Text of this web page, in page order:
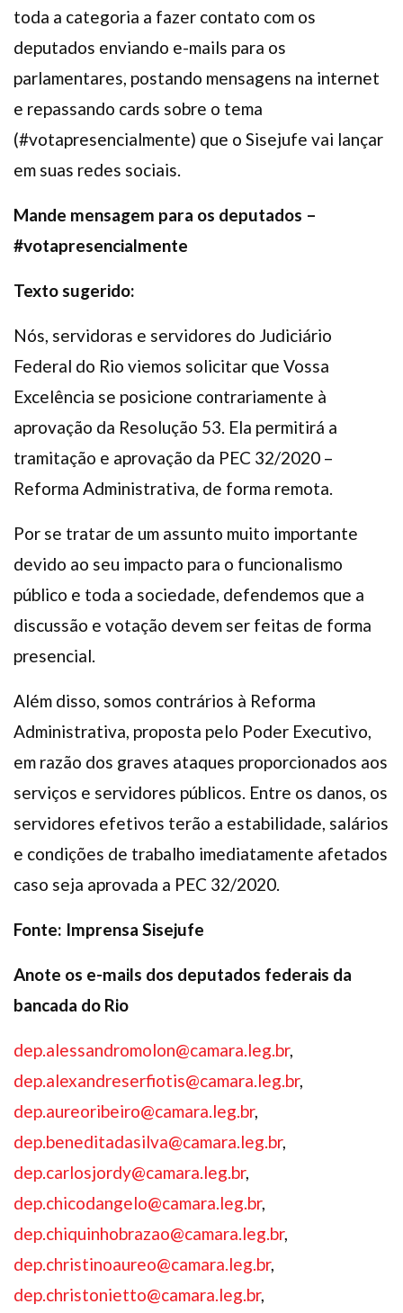
toda a categoria a fazer contato com os
deputados enviando e-mails para os
parlamentares, postando mensagens na internet
e repassando cards sobre o tema
(#votapresencialmente) que o Sisejufe vai lançar
em suas redes sociais.
Mande mensagem para os deputados –
#votapresencialmente
Texto sugerido:
Nós, servidoras e servidores do Judiciário
Federal do Rio viemos solicitar que Vossa
Excelência se posicione contrariamente à
aprovação da Resolução 53. Ela permitirá a
tramitação e aprovação da PEC 32/2020 –
Reforma Administrativa, de forma remota.
Por se tratar de um assunto muito importante
devido ao seu impacto para o funcionalismo
público e toda a sociedade, defendemos que a
discussão e votação devem ser feitas de forma
presencial.
Além disso, somos contrários à Reforma
Administrativa, proposta pelo Poder Executivo,
em razão dos graves ataques proporcionados aos
serviços e servidores públicos. Entre os danos, os
servidores efetivos terão a estabilidade, salários
e condições de trabalho imediatamente afetados
caso seja aprovada a PEC 32/2020.
Fonte: Imprensa Sisejufe
Anote os e-mails dos deputados federais da
bancada do Rio
dep.alessandromolon@camara.leg.br,
dep.alexandreserfiotis@camara.leg.br,
dep.aureoribeiro@camara.leg.br,
dep.beneditadasilva@camara.leg.br,
dep.carlosjordy@camara.leg.br,
dep.chicodangelo@camara.leg.br,
dep.chiquinhobrazao@camara.leg.br,
dep.christinoaureo@camara.leg.br,
dep.christonietto@camara.leg.br,